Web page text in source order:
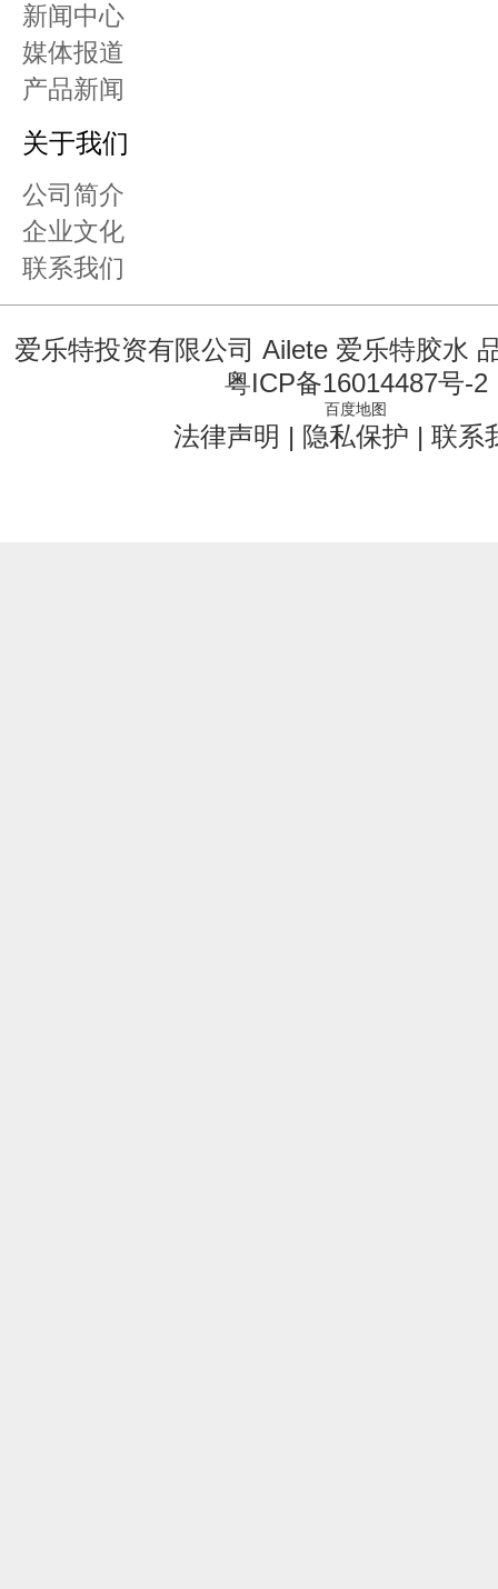
新闻中心
媒体报道
产品新闻
关于我们
公司简介
企业文化
联系我们
爱乐特投资有限公司 Ailete 爱乐特胶水
粤ICP备16014487号-2
百度地图
法律声明 | 隐私保护 | 联系